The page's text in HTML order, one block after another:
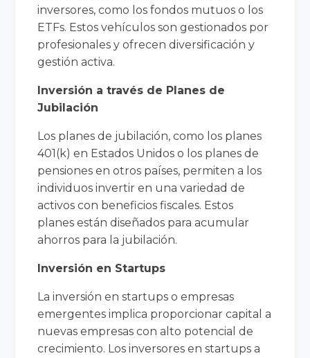
inversores, como los fondos mutuos o los
ETFs. Estos vehículos son gestionados por
profesionales y ofrecen diversificación y
gestión activa.
Inversión a través de Planes de
Jubilación
Los planes de jubilación, como los planes
401(k) en Estados Unidos o los planes de
pensiones en otros países, permiten a los
individuos invertir en una variedad de
activos con beneficios fiscales. Estos
planes están diseñados para acumular
ahorros para la jubilación.
Inversión en Startups
La inversión en startups o empresas
emergentes implica proporcionar capital a
nuevas empresas con alto potencial de
crecimiento. Los inversores en startups a